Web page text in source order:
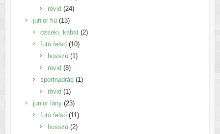
rövid 2424
junior fiú 1313
termék
dzseki, kabát 22
futó felső 1010
termék
hosszú 11
rövid 88
termék
sportnadrág 11
rövid 11
termék
junior lány 2323
termék
futó felső 1111
termék
hosszú 22